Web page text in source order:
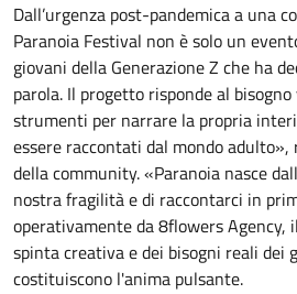
Dall’urgenza post-pandemica a una
Paranoia Festival non è solo un
giovani della Generazione Z che ha
parola. Il progetto risponde al
strumenti per narrare la propria
essere raccontati dal mondo adulto»,
della community. «Paranoia nasce
nostra fragilità e di raccontarci in
operativamente da 8flowers Agency,
spinta creativa e dei bisogni reali dei
costituiscono l'anima pulsante.